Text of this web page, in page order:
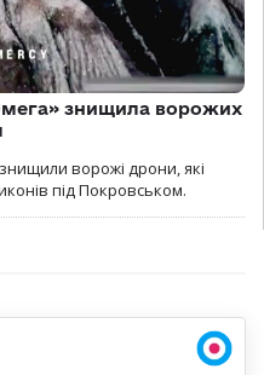
знищила ворожих
ворожі дрони, які
під Покровськом.